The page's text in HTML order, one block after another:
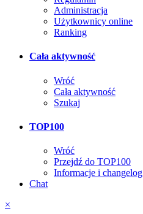
Administracja
Użytkownicy online
Ranking
Cała aktywność
Wróć
Cała aktywność
Szukaj
TOP100
Wróć
Przejdź do TOP100
Informacje i changelog
Chat
×